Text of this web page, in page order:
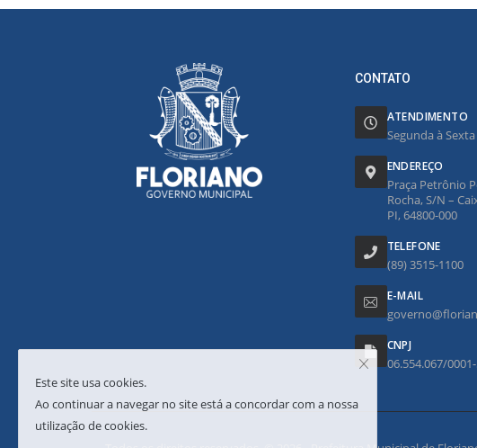
CONTATO
ATENDIMENTO
Segunda à
ENDEREÇO
Praça Petrônio
Rocha, S/N –
PI, 64800-000
TELEFONE
(89) 3515-1100
E-MAIL
CNPJ
06.554.067/
Este site usa cookies.
Ao continuar a navegar no site está a concordar com a nossa
utilização de cookies.